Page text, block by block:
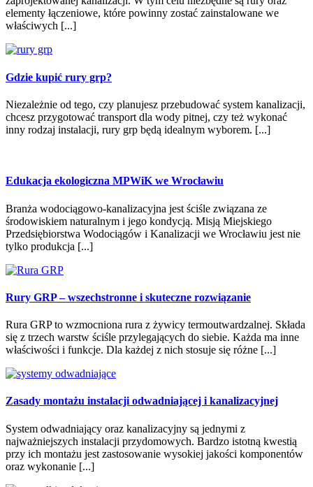
elementy łączeniowe, które powinny zostać zainstalowane we
właściwych [...]
Gdzie kupić rury grp?
Niezależnie od tego, czy planujesz przebudować system kanalizacji,
chcesz przygotować transport dla wody pitnej, czy też wykonać
inny rodzaj instalacji, rury grp będą idealnym wyborem. [...]
Edukacja ekologiczna MPWiK we Wrocławiu
Branża wodociągowo-kanalizacyjna jest ściśle związana ze
środowiskiem naturalnym i jego kondycją. Misją Miejskiego
Przedsiębiorstwa Wodociągów i Kanalizacji we Wrocławiu jest nie
tylko produkcja [...]
Rury GRP – wszechstronne i skuteczne rozwiązanie
Rura GRP to wzmocniona rura z żywicy termoutwardzalnej. Składa
się z trzech warstw ściśle przylegających do siebie. Każda ma inne
właściwości i funkcje. Dla każdej z nich stosuje się różne [...]
Zasady montażu instalacji odwadniającej i kanalizacyjnej
System odwadniający oraz kanalizacyjny są jednymi z
najważniejszych instalacji przydomowych. Bardzo istotną kwestią
przy ich montażu jest zastosowanie wysokiej jakości komponentów
oraz wykonanie [...]